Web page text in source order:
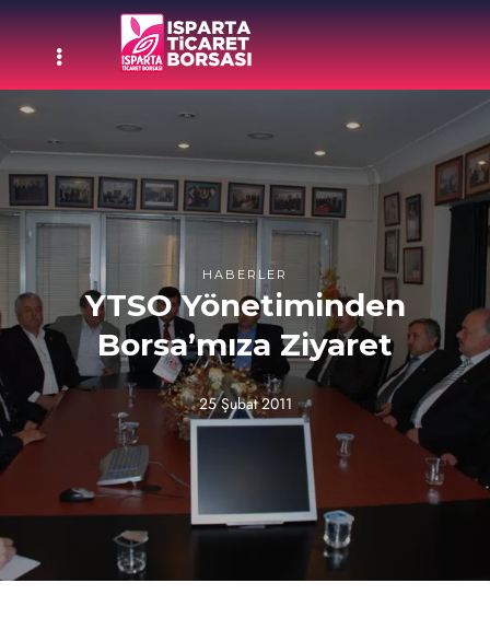
HABERLER
YTSO Yönetiminden
Borsa’mıza Ziyaret
25 Şubat 2011